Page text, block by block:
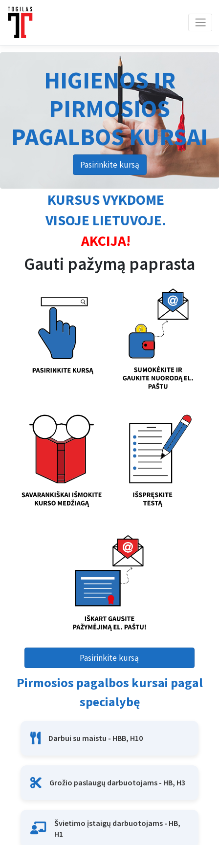
HIGIENOS IR
PIRMOSIOS
PAGALBOS KURSAI
Pasirinkite kursą
KURSUS VYKDOME
VISOJE LIETUVOJE.
AKCIJA!
Gauti pažymą paprasta
Pasirinkite kursą
Pirmosios pagalbos kursai pagal
specialybę
Darbui su maistu - HBB, H10
Grožio paslaugų darbuotojams - HB, H3
Švietimo įstaigų darbuotojams - HB,
H1